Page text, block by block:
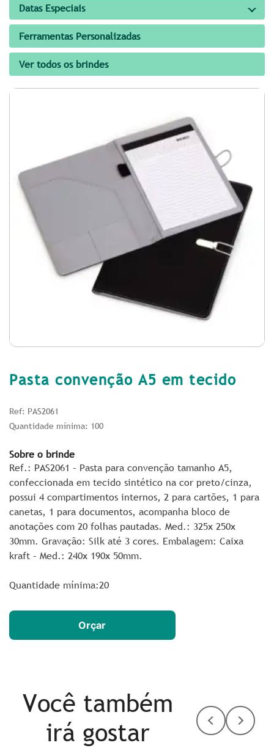
Datas Especiais
Ferramentas Personalizadas
Ver todos os brindes
Pasta convenção A5 em tecido
Ref: PAS2061
Quantidade mínima: 100
Sobre o brinde
Ref.: PAS2061 – Pasta para convenção tamanho A5,
confeccionada em tecido sintético na cor preto/cinza,
possui 4 compartimentos internos, 2 para cartões, 1 para
canetas, 1 para documentos, acompanha bloco de
anotações com 20 folhas pautadas. Med.: 325x 250x
30mm. Gravação: Silk até 3 cores. Embalagem: Caixa
kraft – Med.: 240x 190x 50mm.
Quantidade mínima:20
Orçar
Você também
irá gostar